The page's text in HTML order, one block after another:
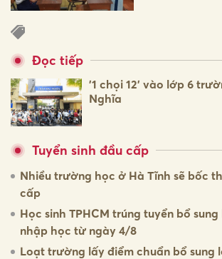
Đọc tiếp
'1 chọi 12' vào lớp 6
Nghĩa
Tuyển sinh đầu cấp
Nhiều trường học ở Hà Tĩnh sẽ bốc
cấp
Học sinh TPHCM trúng tuyển bổ
nhập học từ ngày 4/8
Loạt trường lấy điểm chuẩn bổ sung